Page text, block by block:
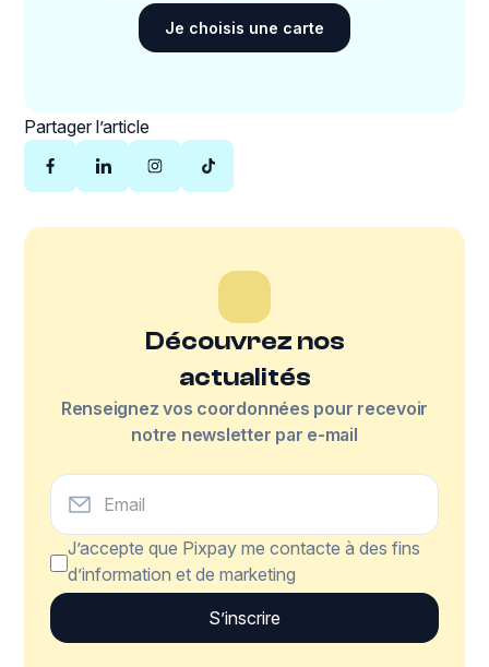
Je choisis une carte
Partager l’article
Découvrez nos
actualités
Renseignez vos coordonnées pour recevoir
notre newsletter par e-mail
J’accepte que Pixpay me contacte à des fins
d’information et de marketing